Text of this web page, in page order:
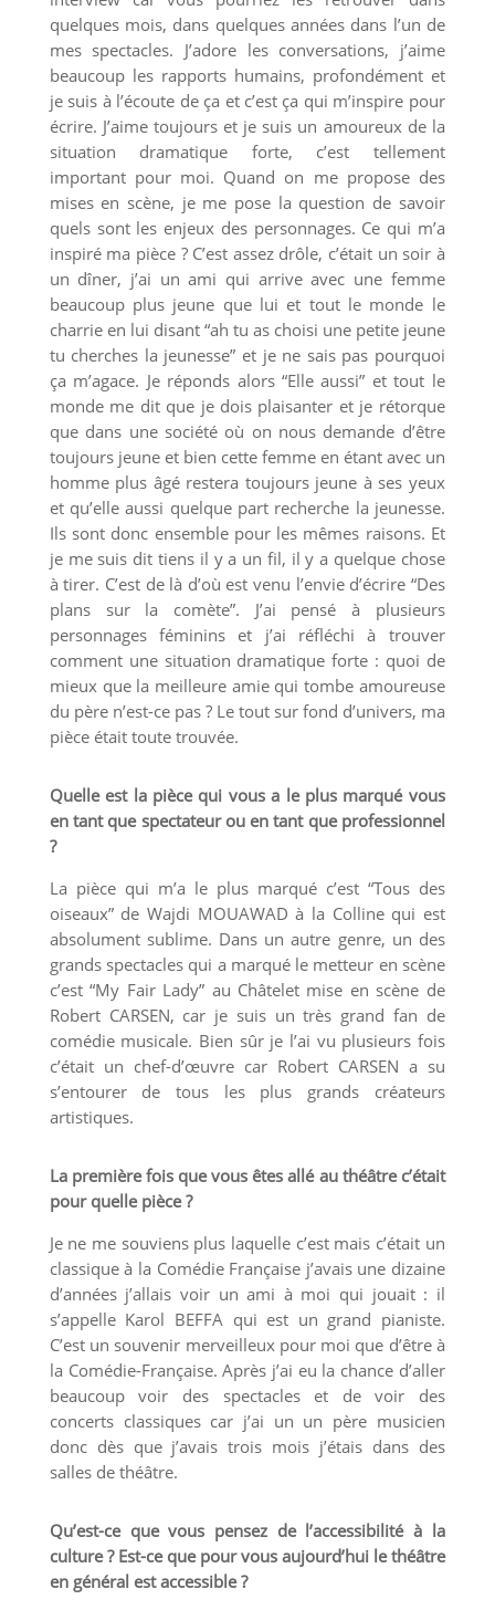
quelques mois, dans quelques années dans l’un de
mes spectacles. J’adore les conversations, j’aime
beaucoup les rapports humains, profondément et
je suis à l’écoute de ça et c’est ça qui m’inspire pour
écrire. J’aime toujours et je suis un amoureux de la
situation dramatique forte, c’est tellement
important pour moi. Quand on me propose des
mises en scène, je me pose la question de savoir
quels sont les enjeux des personnages. Ce qui m’a
inspiré ma pièce ? C’est assez drôle, c’était un soir à
un dîner, j’ai un ami qui arrive avec une femme
beaucoup plus jeune que lui et tout le monde le
charrie en lui disant “ah tu as choisi une petite jeune
tu cherches la jeunesse” et je ne sais pas pourquoi
ça m’agace. Je réponds alors “Elle aussi” et tout le
monde me dit que je dois plaisanter et je rétorque
que dans une société où on nous demande d’être
toujours jeune et bien cette femme en étant avec un
homme plus âgé restera toujours jeune à ses yeux
et qu’elle aussi quelque part recherche la jeunesse.
Ils sont donc ensemble pour les mêmes raisons. Et
je me suis dit tiens il y a un fil, il y a quelque chose
à tirer. C’est de là d’où est venu l’envie d’écrire “Des
plans sur la comète”. J’ai pensé à plusieurs
personnages féminins et j’ai réfléchi à trouver
comment une situation dramatique forte : quoi de
mieux que la meilleure amie qui tombe amoureuse
du père n’est-ce pas ? Le tout sur fond d’univers, ma
pièce était toute trouvée.
Quelle est la pièce qui vous a le plus marqué vous
en tant que spectateur ou en tant que professionnel
?
La pièce qui m’a le plus marqué c’est “Tous des
oiseaux” de Wajdi MOUAWAD à la Colline qui est
absolument sublime. Dans un autre genre, un des
grands spectacles qui a marqué le metteur en scène
c’est “My Fair Lady” au Châtelet mise en scène de
Robert CARSEN, car je suis un très grand fan de
comédie musicale. Bien sûr je l’ai vu plusieurs fois
c’était un chef-d’œuvre car Robert CARSEN a su
s’entourer de tous les plus grands créateurs
artistiques.
La première fois que vous êtes allé au théâtre c’était
pour quelle pièce ?
Je ne me souviens plus laquelle c’est mais c’était un
classique à la Comédie Française j’avais une dizaine
d’années j’allais voir un ami à moi qui jouait : il
s’appelle Karol BEFFA qui est un grand pianiste.
C’est un souvenir merveilleux pour moi que d’être à
la Comédie-Française. Après j’ai eu la chance d’aller
beaucoup voir des spectacles et de voir des
concerts classiques car j’ai un un père musicien
donc dès que j’avais trois mois j’étais dans des
salles de théâtre.
Qu’est-ce que vous pensez de l’accessibilité à la
culture ? Est-ce que pour vous aujourd’hui le théâtre
en général est accessible ?